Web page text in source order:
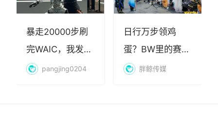
暴走20000步刷
完WAIC，我发现
AI最赚钱的不是
pangjing0204
日行万步领鸡
蛋？BW里的赛博
朝圣，藏着品牌
胖鲸传媒